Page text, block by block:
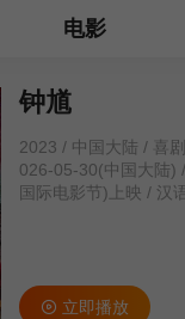
电影
钟馗
2023 / 中国大陆 / 喜
026-05-30(中国大陆)
国际电影节)上映 / 汉
立即播放